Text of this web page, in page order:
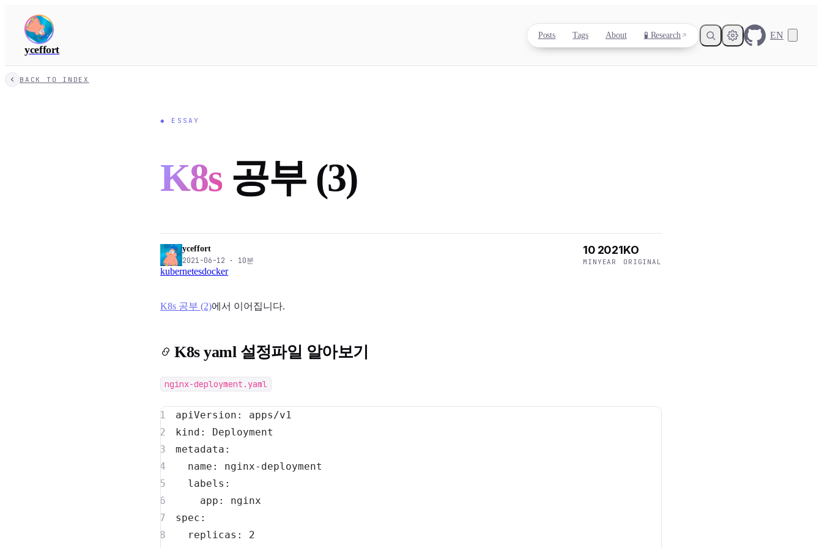
yceffort
Posts Tags About 🧪 Research EN
BACK TO INDEX
◆ ESSAY
K8s 공부 (3)
yceffort
2021-06-12 · 10분
10
MIN
2021
YEAR
KO
ORIGINAL
kubernetesdocker
K8s 공부 (2)에서 이어집니다.
K8s yaml 설정파일 알아보기
nginx-deployment.yaml
apiVersion :
kind :
metadata :
name : nginx-
labels :
app :
spec :
replicas :
2